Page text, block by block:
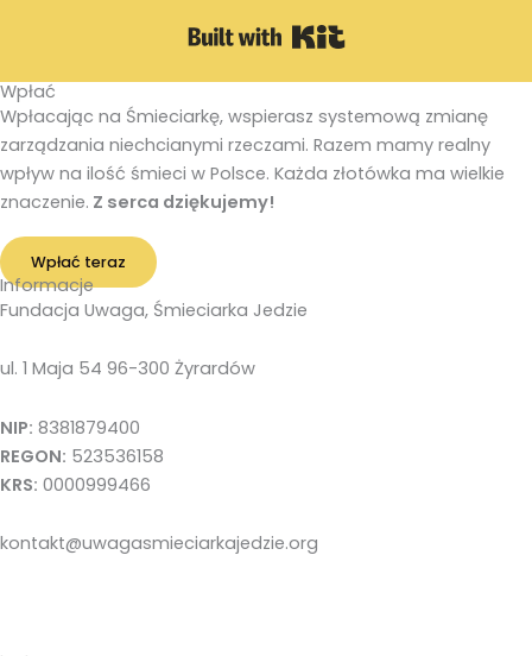
Wpłać
Wpłacając na Śmieciarkę, wspierasz systemową zmianę
zarządzania niechcianymi rzeczami. Razem mamy realny
wpływ na ilość śmieci w Polsce. Każda złotówka ma wielkie
znaczenie. Z serca dziękujemy!
Wpłać teraz
Informacje
Fundacja Uwaga, Śmieciarka Jedzie
ul. 1 Maja 54 96-300 Żyrardów
NIP: 8381879400
REGON: 523536158
KRS: 0000999466
kontakt@uwagasmieciarkajedzie.org